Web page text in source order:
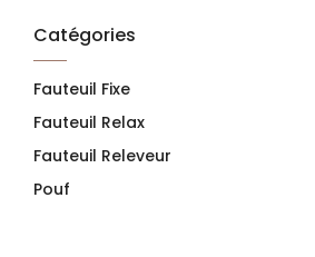
Catégories
Fauteuil Fixe
Fauteuil Relax
Fauteuil Releveur
Pouf